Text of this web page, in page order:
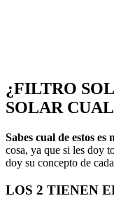
¿FILTRO
SOLAR
Sabes cual de estos es
cosa, ya que si les doy
doy su concepto de
LOS 2 TIENEN